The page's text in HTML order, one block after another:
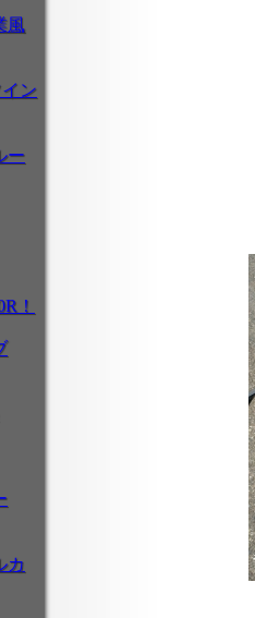
風
ン
ー
！
カ